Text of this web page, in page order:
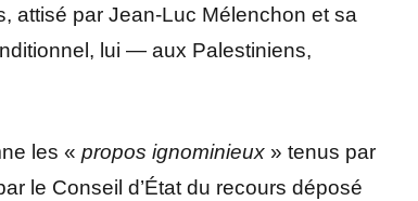
attisé par Jean-Luc Mélenchon et sa
lui — aux Palestiniens,
les « propos ignominieux » tenus par
le Conseil d’État du recours déposé